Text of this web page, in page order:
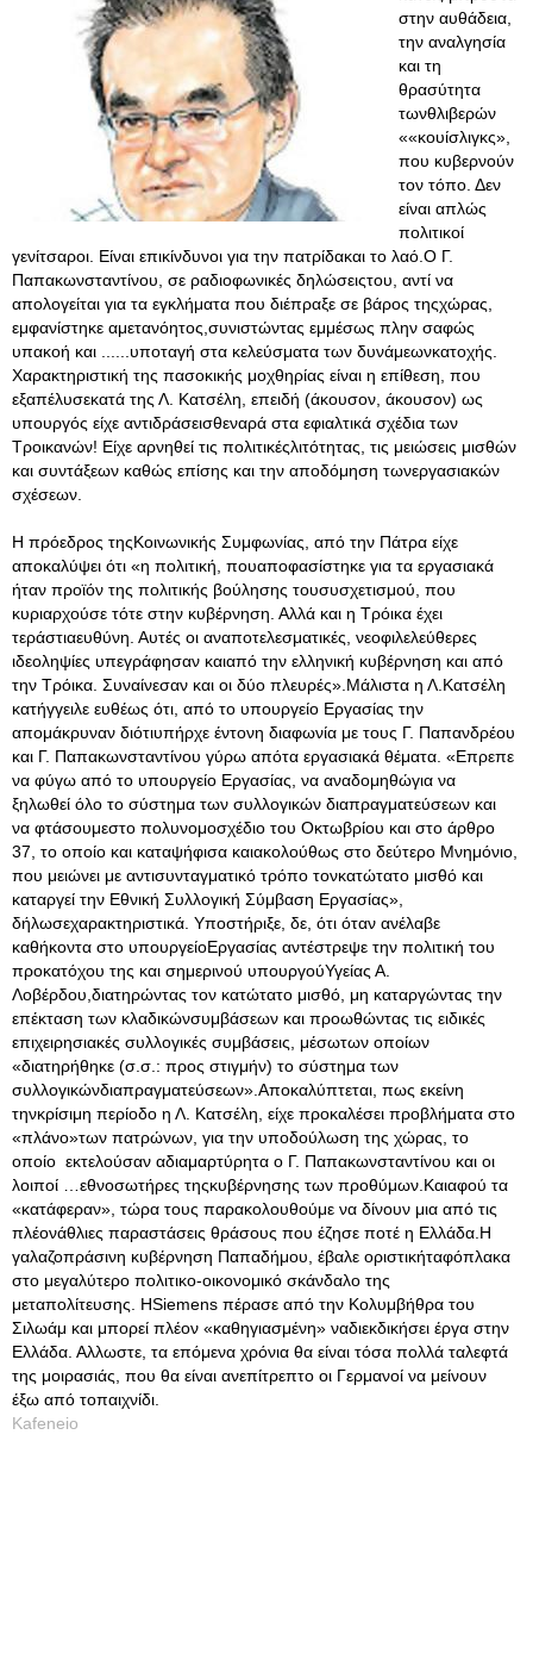
στην αυθάδεια,
την αναλγησία
και τη
θρασύτητα
τωνθλιβερών
««κουίσλιγκς»,
που κυβερνούν
τον τόπο. Δεν
είναι απλώς
πολιτικοί
γενίτσαροι. Είναι επικίνδυνοι για την πατρίδακαι το λαό.Ο Γ.
Παπακωνσταντίνου, σε ραδιοφωνικές δηλώσειςτου, αντί να
απολογείται για τα εγκλήματα που διέπραξε σε βάρος τηςχώρας,
εμφανίστηκε αμετανόητος,συνιστώντας εμμέσως πλην σαφώς
υπακοή και ......υποταγή στα κελεύσματα των δυνάμεωνκατοχής.
Χαρακτηριστική της πασοκικής μοχθηρίας είναι η επίθεση, που
εξαπέλυσεκατά της Λ. Κατσέλη, επειδή (άκουσον, άκουσον) ως
υπουργός είχε αντιδράσεισθεναρά στα εφιαλτικά σχέδια των
Τροικανών! Είχε αρνηθεί τις πολιτικέςλιτότητας, τις μειώσεις μισθών
και συντάξεων καθώς επίσης και την αποδόμηση τωνεργασιακών
σχέσεων.
Η πρόεδρος τηςΚοινωνικής Συμφωνίας, από την Πάτρα είχε
αποκαλύψει ότι «η πολιτική, πουαποφασίστηκε για τα εργασιακά
ήταν προϊόν της πολιτικής βούλησης τουσυσχετισμού, που
κυριαρχούσε τότε στην κυβέρνηση . Αλλά και η Τρόικα έχει
τεράστιαευθύνη. Αυτές οι αναποτελεσματικές, νεοφιλελεύθερες
ιδεοληψίες υπεγράφησαν καιαπό την ελληνική κυβέρνηση και από
την Τρόικα. Συναίνεσαν και οι δύο πλευρές».Μάλιστα η Λ.Κατσέλη
κατήγγειλε ευθέως ότι, από το υπουργείο Εργασίας την
απομάκρυναν διότιυπήρχε έντονη διαφωνία με τους Γ. Παπανδρέου
και Γ. Παπακωνσταντίνου γύρω απότα εργασιακά θέματα. «Επρεπε
να φύγω από το υπουργείο Εργασίας, να αναδομηθώγια να
ξηλωθεί όλο το σύστημα των συλλογικών διαπραγματεύσεων και
να φτάσουμεστο πολυνομοσχέδιο του Οκτωβρίου και στο άρθρο
37, το οποίο και καταψήφισα καιακολούθως στο δεύτερο Μνημόνιο,
που μειώνει με αντισυνταγματικό τρόπο τονκατώτατο μισθό και
καταργεί την Εθνική Συλλογική Σύμβαση Εργασίας»,
δήλωσεχαρακτηριστικά. Υποστήριξε, δε, ότι όταν ανέλαβε
καθήκοντα στο υπουργείοΕργασίας αντέστρεψε την πολιτική του
προκατόχου της και σημερινού υπουργούΥγείας Α.
Λοβέρδου,διατηρώντας τον κατώτατο μισθό, μη καταργώντας την
επέκταση των κλαδικώνσυμβάσεων και προωθώντας τις ειδικές
επιχειρησιακές συλλογικές συμβάσεις, μέσωτων οποίων
«διατηρήθηκε (σ.σ.: προς στιγμήν) το σύστημα των
συλλογικώνδιαπραγματεύσεων».Αποκαλύπτεται, πως εκείνη
τηνκρίσιμη περίοδο η Λ. Κατσέλη, είχε προκαλέσει προβλήματα στο
«πλάνο»των πατρώνων, για την υποδούλωση της χώρας, το
οποίο εκτελούσαν αδιαμαρτύρητα ο Γ. Παπακωνσταντίνου και οι
λοιποί …εθνοσωτήρες τηςκυβέρνησης των προθύμων.Καιαφού τα
«κατάφεραν», τώρα τους παρακολουθούμε να δίνουν μια από τις
πλέονάθλιες παραστάσεις θράσους που έζησε ποτέ η Ελλάδα.Η
γαλαζοπράσινη κυβέρνηση Παπαδήμου, έβαλε οριστικήταφόπλακα
στο μεγαλύτερο πολιτικο-οικονομικό σκάνδαλο της
μεταπολίτευσης. ΗSiemens πέρασε από την Κολυμβήθρα του
Σιλωάμ και μπορεί πλέον «καθηγιασμένη» ναδιεκδικήσει έργα στην
Ελλάδα. Αλλωστε, τα επόμενα χρόνια θα είναι τόσα πολλά ταλεφτά
της μοιρασιάς, που θα είναι ανεπίτρεπτο οι Γερμανοί να μείνουν
έξω από τοπαιχνίδι.
Kafeneio